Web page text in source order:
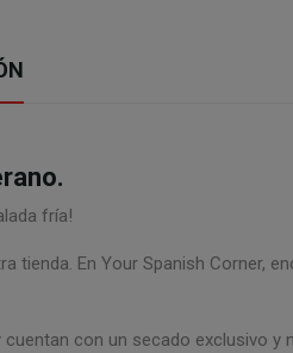
fría!
tienda. En Your Spanish Corner,
con un secado exclusivo y